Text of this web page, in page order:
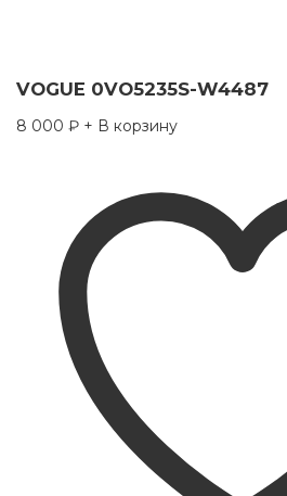
VOGUE 0VO5235S-W4487
8 000 ₽ + В корзину